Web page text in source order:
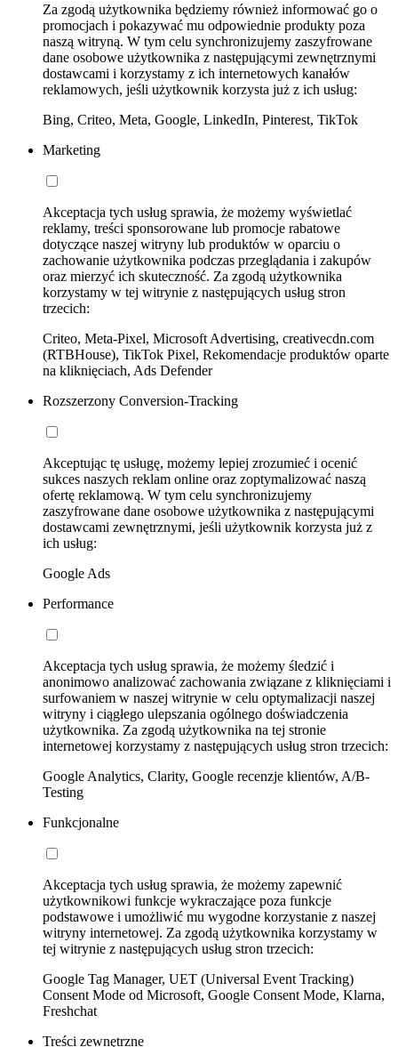
Za zgodą użytkownika będziemy również informować go o
promocjach i pokazywać mu odpowiednie produkty poza
naszą witryną. W tym celu synchronizujemy zaszyfrowane
dane osobowe użytkownika z następującymi zewnętrznymi
dostawcami i korzystamy z ich internetowych kanałów
reklamowych, jeśli użytkownik korzysta już z ich usług:
Bing, Criteo, Meta, Google, LinkedIn, Pinterest, TikTok
Marketing
Akceptacja tych usług sprawia, że możemy wyświetlać
reklamy, treści sponsorowane lub promocje rabatowe
dotyczące naszej witryny lub produktów w oparciu o
zachowanie użytkownika podczas przeglądania i zakupów
oraz mierzyć ich skuteczność. Za zgodą użytkownika
korzystamy w tej witrynie z następujących usług stron
trzecich:
Criteo, Meta-Pixel, Microsoft Advertising, creativecdn.com
(RTBHouse), TikTok Pixel, Rekomendacje produktów oparte
na kliknięciach, Ads Defender
Rozszerzony Conversion-Tracking
Akceptując tę usługę, możemy lepiej zrozumieć i ocenić
sukces naszych reklam online oraz zoptymalizować naszą
ofertę reklamową. W tym celu synchronizujemy
zaszyfrowane dane osobowe użytkownika z następującymi
dostawcami zewnętrznymi, jeśli użytkownik korzysta już z
ich usług:
Google Ads
Performance
Akceptacja tych usług sprawia, że możemy śledzić i
anonimowo analizować zachowania związane z kliknięciami i
surfowaniem w naszej witrynie w celu optymalizacji naszej
witryny i ciągłego ulepszania ogólnego doświadczenia
użytkownika. Za zgodą użytkownika na tej stronie
internetowej korzystamy z następujących usług stron trzecich:
Google Analytics, Clarity, Google recenzje klientów, A/B-
Testing
Funkcjonalne
Akceptacja tych usług sprawia, że możemy zapewnić
użytkownikowi funkcje wykraczające poza funkcje
podstawowe i umożliwić mu wygodne korzystanie z naszej
witryny internetowej. Za zgodą użytkownika korzystamy w
tej witrynie z następujących usług stron trzecich:
Google Tag Manager, UET (Universal Event Tracking)
Consent Mode od Microsoft, Google Consent Mode, Klarna,
Freshchat
Treści zewnętrzne